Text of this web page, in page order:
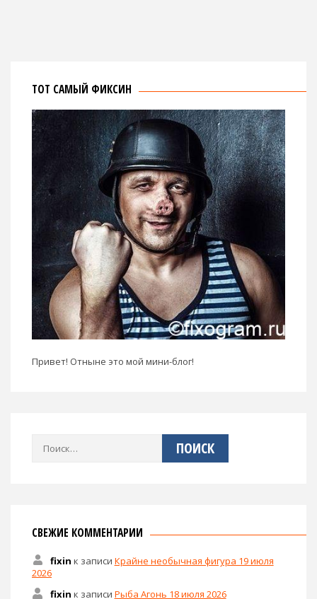
ТОТ САМЫЙ ФИКСИН
Привет! Отныне это мой мини-блог!
Найти:
СВЕЖИЕ КОММЕНТАРИИ
fixin к записи Крайне необычная фигура 19 июля
2026
fixin к записи Рыба Агонь 18 июля 2026